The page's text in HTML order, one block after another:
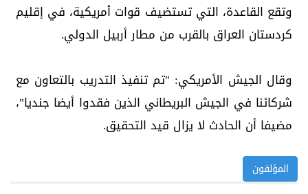
وتقع القاعدة، التي تستضيف قوات أمريكية، في إقليم
كردستان العراق بالقرب من مطار أربيل الدولي.
وقال الجيش الأمريكي: "تم تنفيذ التدريب بالتعاون مع
شركائنا في الجيش البريطاني الذين فقدوا أيضا جنديا"،
مضيفا أن الحادث لا يزال قيد التحقيق.
المؤلفون